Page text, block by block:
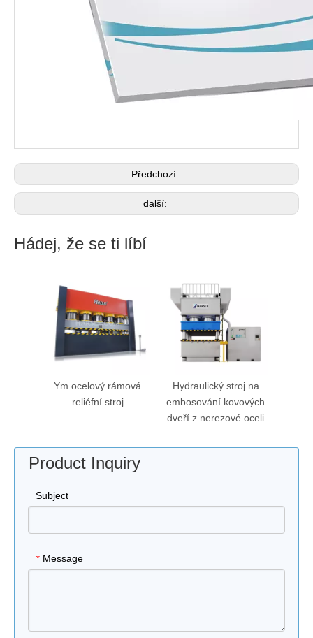
Předchozí:
další:
Hádej, že se ti líbí
Ym ocelový rámová
reliéfní stroj
Hydraulický stroj na
embosování kovových
dveří z nerezové oceli
Product Inquiry
Subject
* Message